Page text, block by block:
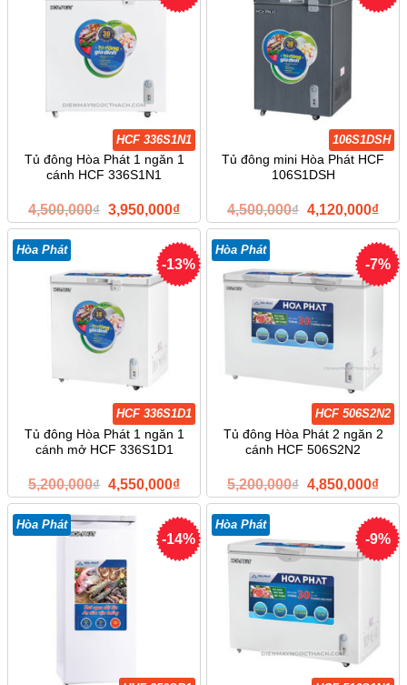
HCF 336S1N1
Tủ đông Hòa Phát 1 ngăn 1
cánh HCF 336S1N1
4,500,000₫ Giá
gốc
4,500,000₫.
3,950,000₫Giá
hiện
là:
3,950,000₫.
106S1DSH
Tủ đông mini Hòa Phát HCF
106S1DSH
4,500,000₫ Giá
gốc
4,500,000₫.
4,120,000₫Giá
hiện
là:
-13%
Hòa Phát
HCF 336S1D1
Tủ đông Hòa Phát 1 ngăn 1
cánh mở HCF 336S1D1
5,200,000₫ Giá
gốc
5,200,000₫.
4,550,000₫Giá
hiện
là:
4,550,000₫.
-7%
Hòa Phát
HCF 506S2N2
Tủ đông Hòa Phát 2 ngăn 2
cánh HCF 506S2N2
5,200,000₫ Giá
gốc
5,200,000₫.
4,850,000₫Giá
hiện
là:
-14%
Hòa Phát
-9%
Hòa Phát